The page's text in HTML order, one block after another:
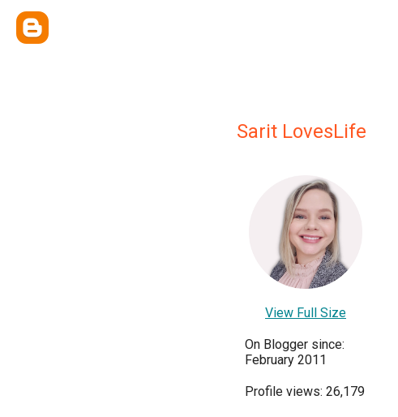
Sarit LovesLife
View Full Size
On Blogger since:
February 2011
Profile views: 26,179